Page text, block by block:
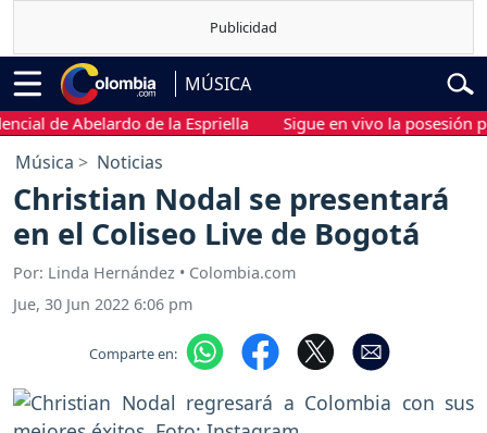
MÚSICA
de Abelardo de la Espriella Sigue en vivo la posesión
Música Noticias
Christian Nodal se presentará
en el Coliseo Live de Bogotá
Por: Linda Hernández • Colombia.com
Jue, 30 Jun 2022 6:06 pm
Comparte en: